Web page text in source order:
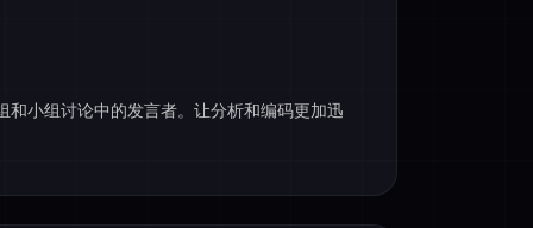
和小组讨论中的发言者。让分析和编码更加迅